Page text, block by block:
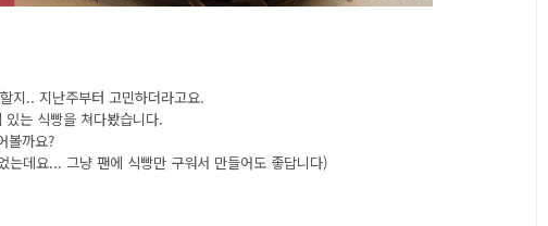
지.. 지난주부터 고민하더라고요.
는 식빵을 쳐다봤습니다.
볼까요?
데요... 그냥 팬에 식빵만 구워서 만들어도 좋답니다)